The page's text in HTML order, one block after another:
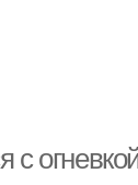
с